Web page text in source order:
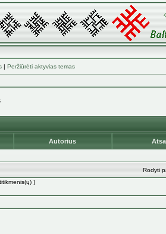
| Peržiūrėti aktyvias temas
Autorius
Rodyti
]